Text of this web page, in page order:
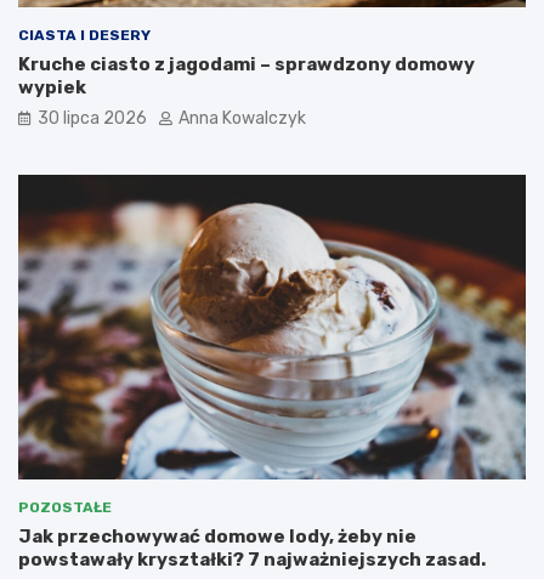
CIASTA I DESERY
Kruche ciasto z jagodami – sprawdzony domowy
wypiek
30 lipca 2026 Anna Kowalczyk
POZOSTAŁE
Jak przechowywać domowe lody, żeby nie
powstawały kryształki? 7 najważniejszych zasad.